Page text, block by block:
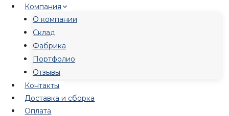
Перейти
содержимому
Компания
О компании
Склад
Фабрика
Портфолио
Отзывы
Контакты
Доставка и сборка
Оплата